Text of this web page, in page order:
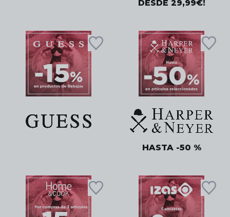
DESDE 29,99€!
HASTA -50 %